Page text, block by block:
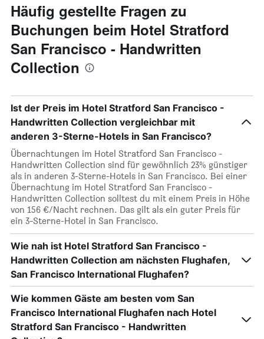
Häufig gestellte Fragen zu
Buchungen beim Hotel Stratford
San Francisco - Handwritten
Collection
Ist der Preis im Hotel Stratford San Francisco -
Handwritten Collection vergleichbar mit
anderen 3-Sterne-Hotels in San Francisco?
Übernachtungen im Hotel Stratford San Francisco -
Handwritten Collection sind für gewöhnlich 23% günstiger
als in anderen 3-Sterne-Hotels in San Francisco. Bei einer
Übernachtung im Hotel Stratford San Francisco -
Handwritten Collection solltest du mit einem Preis in Höhe
von 156 €/Nacht rechnen. Das gilt als ein guter Preis für
ein 3-Sterne-Hotel in San Francisco.
Wie nah ist Hotel Stratford San Francisco -
Handwritten Collection am nächsten Flughafen,
San Francisco International Flughafen?
Wie kommen Gäste am besten vom San
Francisco International Flughafen nach Hotel
Stratford San Francisco - Handwritten